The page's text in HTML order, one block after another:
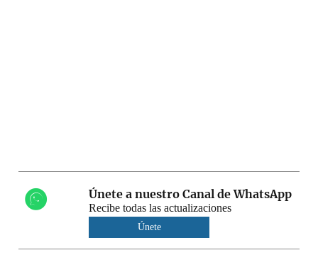
Únete a nuestro Canal de WhatsApp
Recibe todas las actualizaciones
Únete